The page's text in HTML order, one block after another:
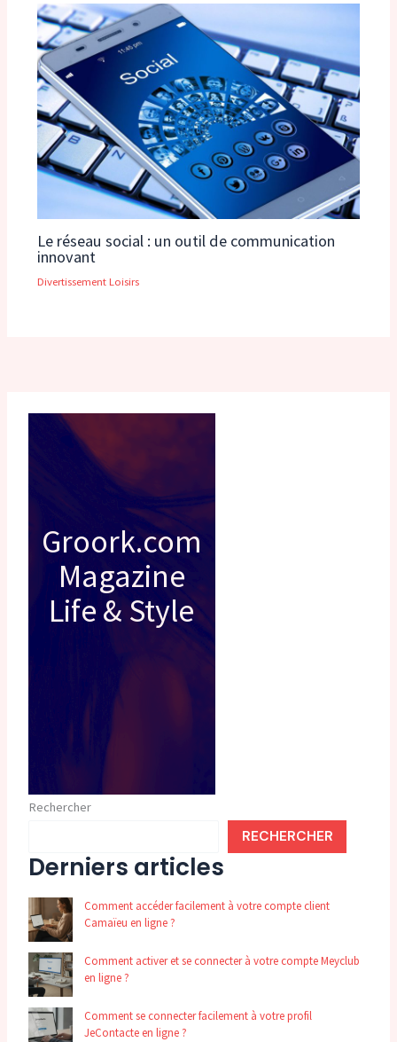
Le réseau social : un outil de communication
innovant
Divertissement Loisirs
Groork.com
Magazine
Life & Style
Rechercher
RECHERCHER
Derniers articles
Comment accéder facilement à votre compte client
Camaïeu en ligne ?
Comment activer et se connecter à votre compte Meyclub
en ligne ?
Comment se connecter facilement à votre profil
JeContacte en ligne ?